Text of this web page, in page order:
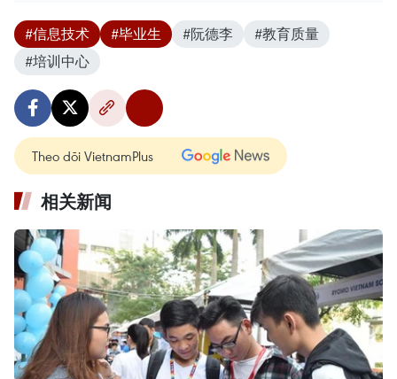
#信息技术 #毕业生 #阮德李
#教育质量
#培训中心
Theo dõi VietnamPlus
相关新闻